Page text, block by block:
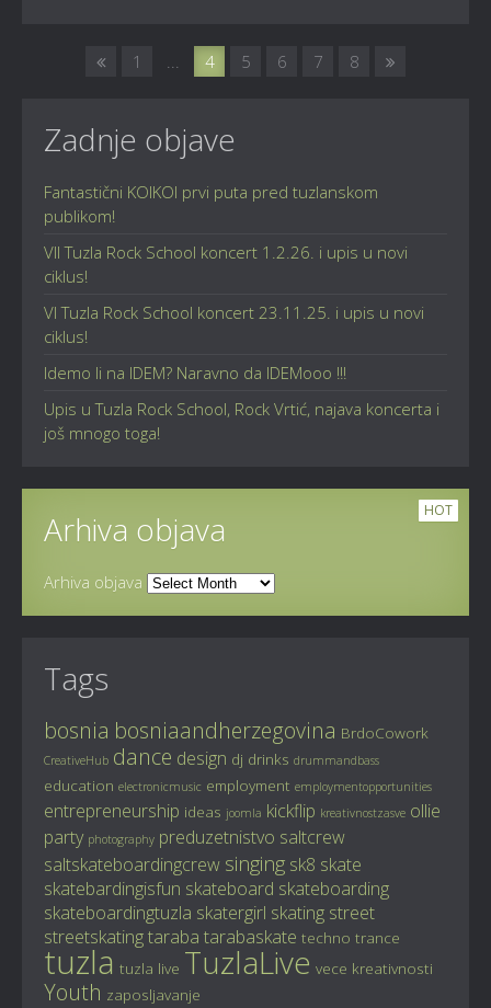
1 ... 4 5 6 7 8
Zadnje objave
Fantastični KOIKOI prvi puta pred tuzlanskom
publikom!
VII Tuzla Rock School koncert 1.2.26. i upis u novi
ciklus!
VI Tuzla Rock School koncert 23.11.25. i upis u novi
ciklus!
Idemo li na IDEM? Naravno da IDEMooo !!!
Upis u Tuzla Rock School, Rock Vrtić, najava koncerta i
još mnogo toga!
HOT
Arhiva objava
Arhiva objava
Tags
bosnia bosniaandherzegovina BrdoCowork
CreativeHub dance design dj drinks drummandbass
education electronicmusic employment employmentopportunities
entrepreneurship ideas joomla kickflip kreativnostzasve ollie
party photography preduzetnistvo saltcrew
saltskateboardingcrew singing sk8 skate
skatebardingisfun skateboard skateboarding
skateboardingtuzla skatergirl skating street
streetskatingtaraba tarabaskate techno trance
tuzla tuzla live TuzlaLive vece kreativnosti
Youth zaposljavanje